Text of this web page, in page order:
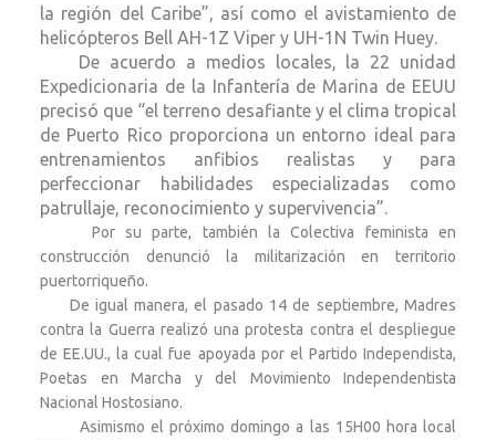
la región del Caribe”, así como el avistamiento de
helicópteros Bell AH-1Z Viper y UH-1N Twin Huey.
De acuerdo a medios locales, la 22 unidad
Expedicionaria de la Infantería de Marina de EEUU
precisó que “el terreno desafiante y el clima tropical
de Puerto Rico proporciona un entorno ideal para
entrenamientos anfibios realistas y para
perfeccionar habilidades especializadas como
patrullaje, reconocimiento y supervivencia”.
Por su parte, también la Colectiva feminista en
construcción denunció la militarización en territorio
puertorriqueño.
De igual manera, el pasado 14 de septiembre, Madres
contra la Guerra realizó una protesta contra el despliegue
de EE.UU., la cual fue apoyada por el Partido Independista,
Poetas en Marcha y del Movimiento Independentista
Nacional Hostosiano.
Asimismo el próximo domingo a las 15H00 hora local